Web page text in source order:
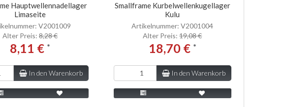
Hauptwellennadellager
Limaseite
V2001009
Alter Preis: 8,28 €
8,11 € *
In den Warenkorb
Smallframe Kurbelwellenkugellager
Kulu
Artikelnummer: V2001004
Alter Preis:19,08 €
18,70 € *
In den Warenkorb